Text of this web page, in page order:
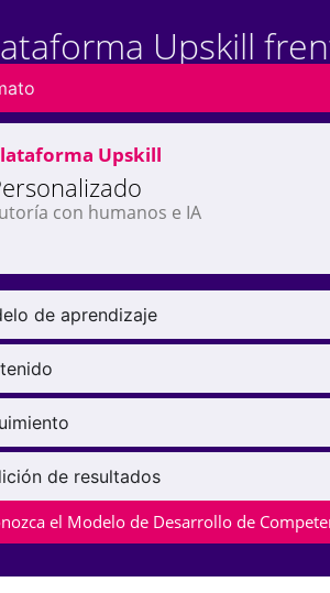
Upskill
Upskill
con humanos e IA
de aprendizaje
de resultados
el Modelo de Desarrollo de